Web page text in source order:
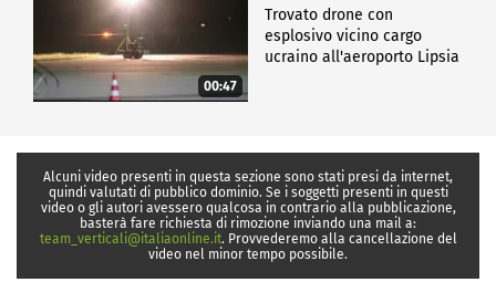
00:47
Trovato drone con
esplosivo vicino cargo
ucraino all'aeroporto Lipsia
Alcuni video presenti in questa sezione sono stati presi da internet,
quindi valutati di pubblico dominio. Se i soggetti presenti in questi
video o gli autori avessero qualcosa in contrario alla pubblicazione,
basterà fare richiesta di rimozione inviando una mail a:
team_verticali@italiaonline.it. Provvederemo alla cancellazione del
video nel minor tempo possibile.